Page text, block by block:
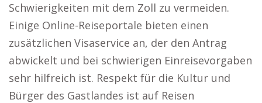
Schwierigkeiten mit dem Zoll zu vermeiden.
Einige Online-Reiseportale bieten einen
zusätzlichen Visaservice an, der den Antrag
abwickelt und bei schwierigen Einreisevorgaben
sehr hilfreich ist. Respekt für die Kultur und
Bürger des Gastlandes ist auf Reisen